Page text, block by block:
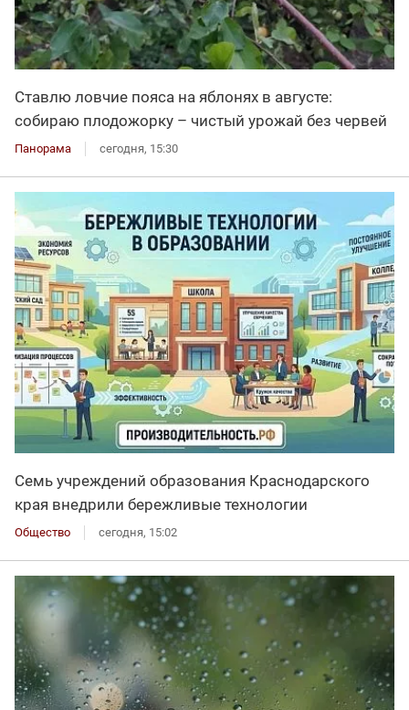
Ставлю ловчие пояса на яблонях в августе:
собираю плодожорку – чистый урожай без червей
Панорама сегодня, 15:30
Семь учреждений образования Краснодарского
края внедрили бережливые технологии
Общество сегодня, 15:02